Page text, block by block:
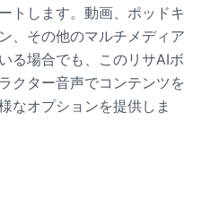
トします。動画、ポッドキ
、その他のマルチメディア
る場合でも、このリサAIボ
クター音声でコンテンツを
なオプションを提供しま